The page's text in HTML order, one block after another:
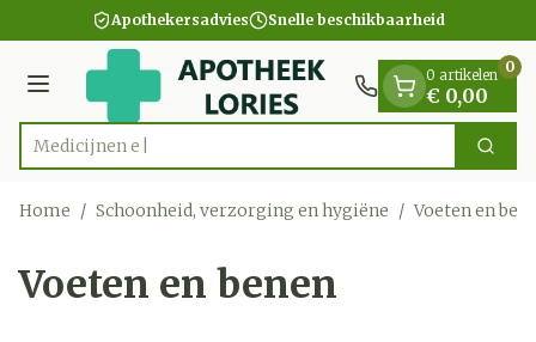
Ga naar de inhoudApothekersadvies Snelle beschikbaarheid
Menu
Product, merk, categorie... Zoek
0 artikelen
€ 0,00
0
Home / Schoonheid, verzorging en hygiëne / Voeten en
Voeten en benen